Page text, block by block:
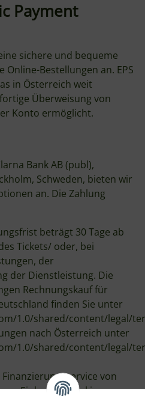
Payment
sichere und bequeme
Bestellungen an. EPS
in Österreich weit
Überweisung von
Konto ermöglicht.
Bank AB (publ),
Schweden, bieten wir
an. Die Zahlung
beträgt 30 Tage ab
Tickets/ oder, bei
der
der Dienstleistung. Die
Rechnungskauf für
finden Sie unter
1.0/shared/content/legal/
nach Österreich unter
1.0/shared/content/legal/
von
Einkauf flexibel in